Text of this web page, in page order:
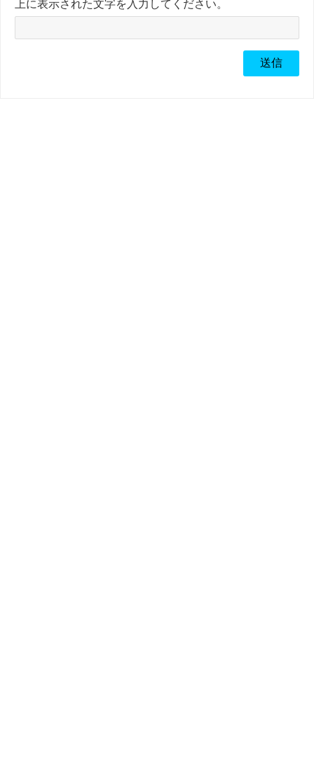
上に表示された文字を入力してください。